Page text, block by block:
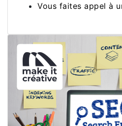
Vous faites appel à